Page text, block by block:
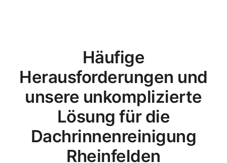
Häufige
Herausforderungen und
unsere unkomplizierte
Lösung für die
Dachrinnenreinigung
Rheinfelden